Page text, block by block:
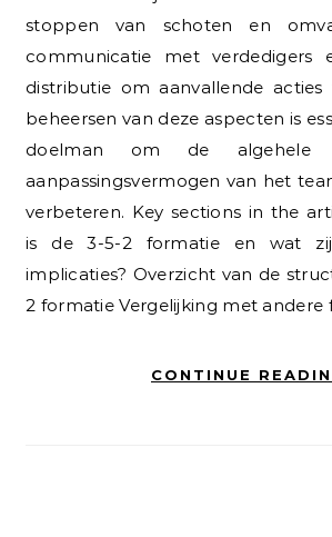
stoppen van schoten en
communicatie met verdedigers
distributie om aanvallende
beheersen van deze aspecten is
doelman om de algehele
aanpassingsvermogen van het
verbeteren. Key sections in the
is de 3-5-2 formatie en wat
implicaties? Overzicht van de
2 formatie Vergelijking met andere
CONTINUE